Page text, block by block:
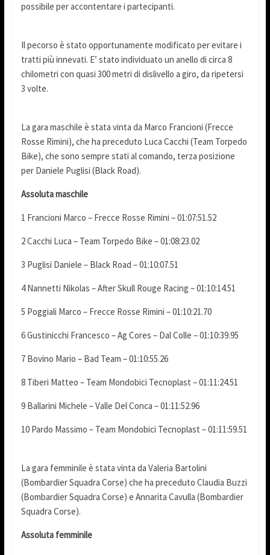
possibile per accontentare i partecipanti.
Il pecorso è stato opportunamente modificato per evitare i
tratti più innevati. E’ stato individuato un anello di circa 8
chilometri con quasi 300 metri di dislivello a giro, da ripetersi
3 volte.
La gara maschile è stata vinta da Marco Francioni (Frecce
Rosse Rimini), che ha preceduto Luca Cacchi (Team Torpedo
Bike), che sono sempre stati al comando, terza posizione
per Daniele Puglisi (Black Road).
Assoluta maschile
1 Francioni Marco – Frecce Rosse Rimini – 01:07:51.52
2 Cacchi Luca – Team Torpedo Bike – 01:08:23.02
3 Puglisi Daniele – Black Road – 01:10:07.51
4 Nannetti Nikolas – After Skull Rouge Racing – 01:10:14.51
5 Poggiali Marco – Frecce Rosse Rimini – 01:10:21.70
6 Gustinicchi Francesco – Ag Cores – Dal Colle – 01:10:39.95
7 Bovino Mario – Bad Team – 01:10:55.26
8 Tiberi Matteo – Team Mondobici Tecnoplast – 01:11:24.51
9 Ballarini Michele – Valle Del Conca – 01:11:52.96
10 Pardo Massimo – Team Mondobici Tecnoplast – 01:11:59.51
La gara femminile è stata vinta da Valeria Bartolini
(Bombardier Squadra Corse) che ha preceduto Claudia Buzzi
(Bombardier Squadra Corse) e Annarita Cavulla (Bombardier
Squadra Corse).
Assoluta femminile